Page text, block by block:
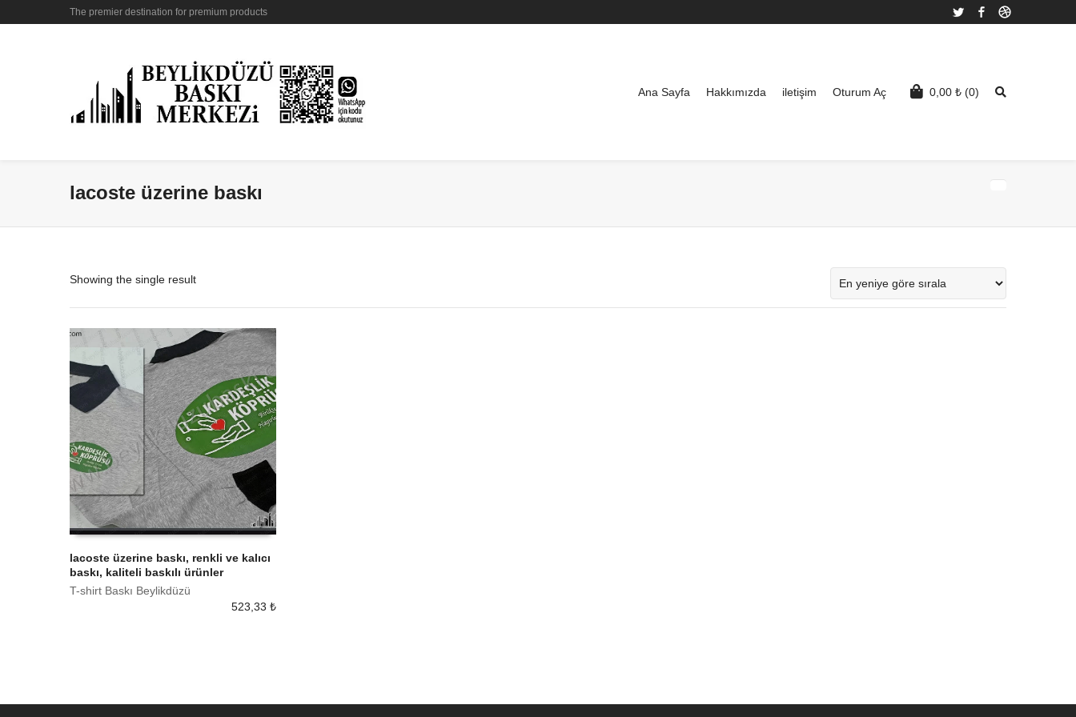
The premier destination for premium products Twitter Facebook
0,00 ₺ (0)
Ana Sayfa Hakkımızda iletişim Oturum Aç
lacoste üzerine baskı
Showing the single result
lacoste üzerine baskı, renkli ve kalıcı
baskı, kaliteli baskılı ürünler
T-shirt Baskı Beylikdüzü
523,33 ₺